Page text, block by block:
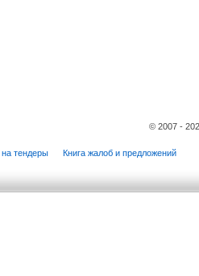
© 2007 -
тендеры Книга жалоб и предложений